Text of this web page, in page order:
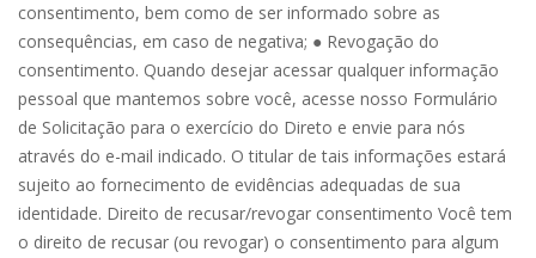
consentimento, bem como de ser informado sobre as
consequências, em caso de negativa; ● Revogação do
consentimento. Quando desejar acessar qualquer informação
pessoal que mantemos sobre você, acesse nosso Formulário
de Solicitação para o exercício do Direto e envie para nós
através do e-mail indicado. O titular de tais informações estará
sujeito ao fornecimento de evidências adequadas de sua
identidade. Direito de recusar/revogar consentimento Você tem
o direito de recusar (ou revogar) o consentimento para algum